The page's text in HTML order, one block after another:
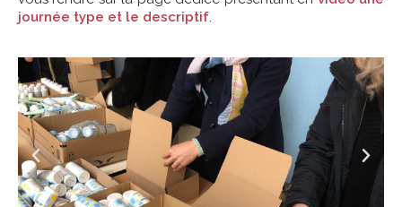
journée type et le descriptif.